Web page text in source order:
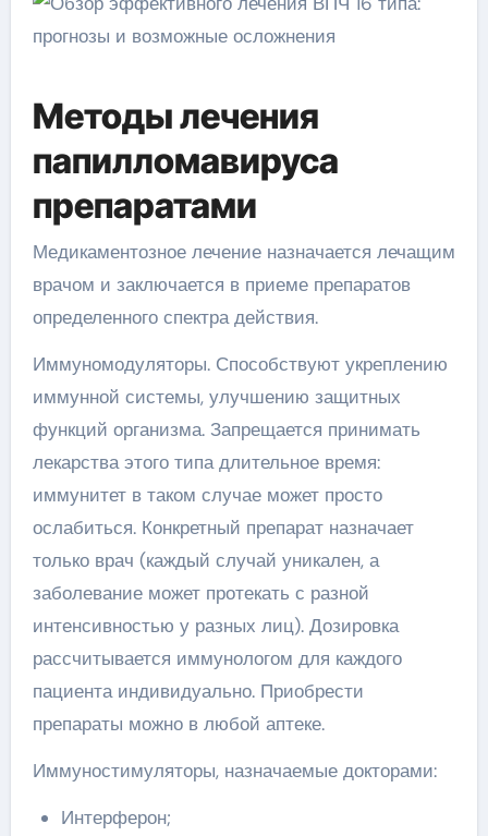
Методы лечения
папилломавируса
препаратами
Медикаментозное лечение назначается лечащим
врачом и заключается в приеме препаратов
определенного спектра действия.
Иммуномодуляторы. Способствуют укреплению
иммунной системы, улучшению защитных
функций организма. Запрещается принимать
лекарства этого типа длительное время:
иммунитет в таком случае может просто
ослабиться. Конкретный препарат назначает
только врач (каждый случай уникален, а
заболевание может протекать с разной
интенсивностью у разных лиц). Дозировка
рассчитывается иммунологом для каждого
пациента индивидуально. Приобрести
препараты можно в любой аптеке.
Иммуностимуляторы, назначаемые докторами:
Интерферон;